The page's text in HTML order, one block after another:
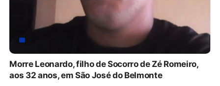
Morre Leonardo, filho de Socorro de Zé Romeiro,
aos 32 anos, em São José do Belmonte